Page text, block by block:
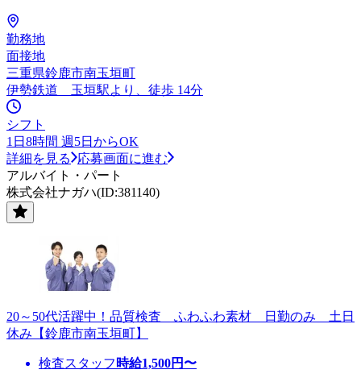
勤務地
面接地
三重県鈴鹿市南玉垣町
伊勢鉄道 玉垣駅より、徒歩 14分
シフト
1日8時間 週5日からOK
詳細を見る
応募画面に進む
アルバイト・パート
株式会社ナガハ(ID:381140)
20～50代活躍中！品質検査 ふわふわ素材 日勤のみ 土日
休み【鈴鹿市南玉垣町】
検査スタッフ 時給1,500円〜